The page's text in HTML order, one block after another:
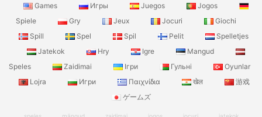
Games Игры Juegos
Jogos
Spiele
Gry Jeux Jocuri
Giochi
Spill
Spel Spil Pelit
Spelletjes
Jatekok
Hry Igre
Mangud
Speles
Zaidimai Ігри Гульні
Oyunlar
Lojra
Игри Παιχνίδια खेल
游戏
ゲームズ